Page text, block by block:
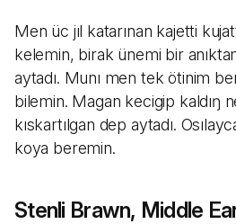
Men üc jıl katarınan kajetti
kelemin, birak ünemi bir
aytadı. Munı men tek ötinim
bilemin. Magan kecigip kaldıŋ
kıskartılgan dep aytadı.
koya beremin.
Stenli Brawn, Middle